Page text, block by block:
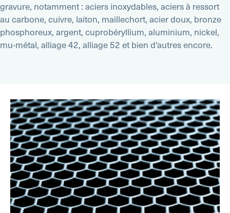
gravure, notamment : aciers inoxydables, aciers à ressort
au carbone, cuivre, laiton, maillechort, acier doux, bronze
phosphoreux, argent, cuprobéryllium, aluminium, nickel,
mu-métal, alliage 42, alliage 52 et bien d'autres encore.